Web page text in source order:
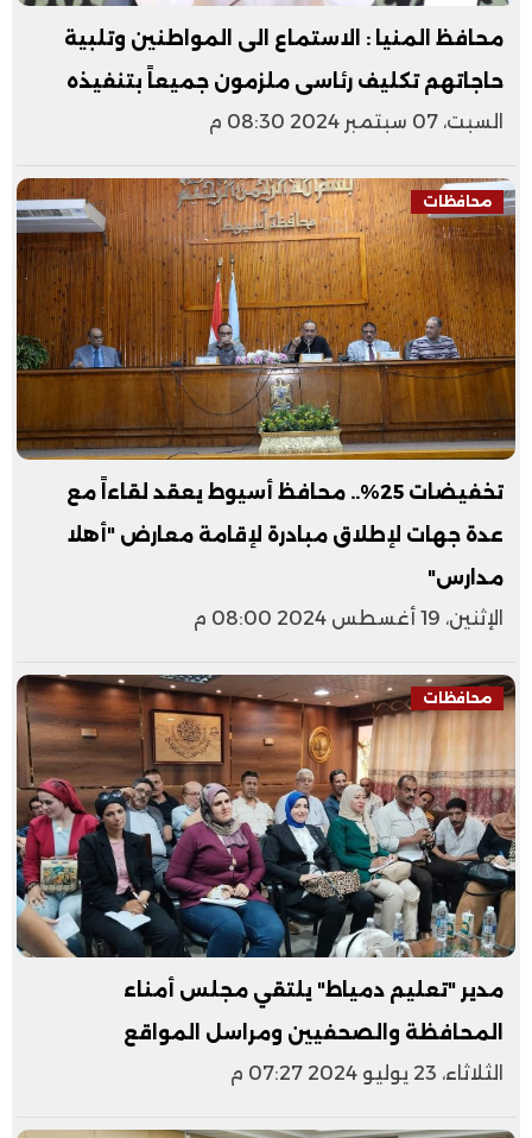
محافظ المنيا : الاستماع الى المواطنين وتلبية
حاجاتهم تكليف رئاسى ملزمون جميعاً بتنفيذه
السبت، 07 سبتمبر 2024 08:30 م
محافظات
تخفيضات 25%.. محافظ أسيوط يعقد لقاءاً مع
عدة جهات لإطلاق مبادرة لإقامة معارض "أهلا
مدارس"
الإثنين، 19 أغسطس 2024 08:00 م
محافظات
مدير "تعليم دمياط" يلتقي مجلس أمناء
المحافظة والصحفيين ومراسل المواقع
الثلاثاء، 23 يوليو 2024 07:27 م